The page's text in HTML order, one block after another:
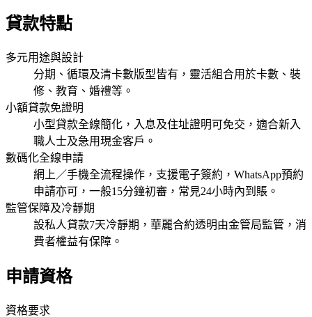
貸款特點
多元用途與設計
分期、循環及清卡數版型皆有，靈活組合用於卡數、裝
修、教育、婚禮等。
小額貸款免證明
小型貸款全線簡化，入息及住址證明可免交，適合新入
職人士及急用現金客戶。
數碼化全線申請
網上／手機全流程操作，支援電子簽約，WhatsApp預約
申請亦可，一般15分鐘初審，常見24小時內到賬。
監管保障及冷靜期
設私人貸款7天冷靜期，華麗合約透明由金管局監管，消
費者權益有保障。
申請資格
資格要求